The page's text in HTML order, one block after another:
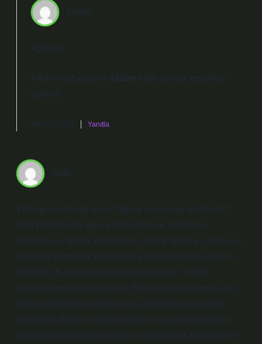
admin
Aybike!
Fikirleriniz yazının özüne katkı sundu, teşekkür
ederim.
Mart 24, 2026 Yanıtla
Arife
Yazı genel olarak akıcı; Teknik elemanlar kimlerdir ?
bazı bölümlerde arka planda kalıyor. Anlatımın
omurgasını Teknik elemanlar , teknik alanda çalışan ve
belirli bir uzmanlık gerektiren görevleri yerine getiren
kişilerdir. Bazı teknik eleman unvanları : Teknik
elemanların bazı görevleri : Teknik eleman olmak için,
ilgili alanda eğitim almak veya deneyim kazanmak
gereklidir. Eğitim, meslek liseleri veya üniversitelerin
ilgili bölümlerinden alınabilir. mühendislik teknikerleri;